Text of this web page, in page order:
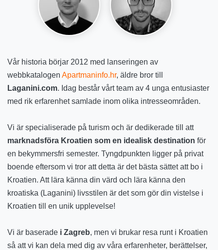
Vår historia börjar 2012 med lanseringen av
webbkatalogen Apartmaninfo.hr, äldre bror till
Laganini.com. Idag består vårt team av 4 unga entusiaster
med rik erfarenhet samlade inom olika intresseområden.
Vi är specialiserade på turism och är dedikerade till att
marknadsföra Kroatien som en idealisk destination för
en bekymmersfri semester. Tyngdpunkten ligger på privat
boende eftersom vi tror att detta är det bästa sättet att bo i
Kroatien. Att lära känna din värd och lära känna den
kroatiska (Laganini) livsstilen är det som gör din vistelse i
Kroatien till en unik upplevelse!
Vi är baserade i Zagreb, men vi brukar resa runt i Kroatien
så att vi kan dela med dig av våra erfarenheter, berättelser,